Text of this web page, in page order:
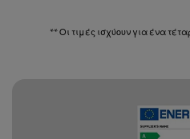
** Οι τιμές ισχύουν για ένα